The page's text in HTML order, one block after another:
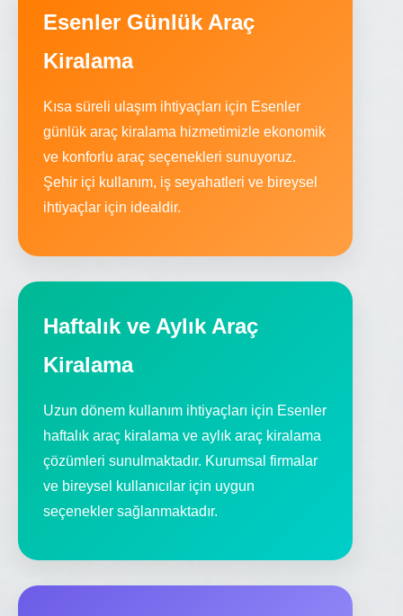
Esenler Günlük Araç
Kiralama
Kısa süreli ulaşım ihtiyaçları için Esenler
günlük araç kiralama hizmetimizle ekonomik
ve konforlu araç seçenekleri sunuyoruz.
Şehir içi kullanım, iş seyahatleri ve bireysel
ihtiyaçlar için idealdir.
Haftalık ve Aylık Araç
Kiralama
Uzun dönem kullanım ihtiyaçları için Esenler
haftalık araç kiralama ve aylık araç kiralama
çözümleri sunulmaktadır. Kurumsal firmalar
ve bireysel kullanıcılar için uygun
seçenekler sağlanmaktadır.